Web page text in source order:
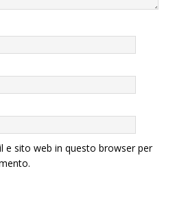
e sito web in questo browser per